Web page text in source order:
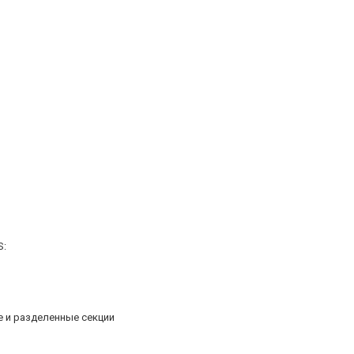
и разделенные секции